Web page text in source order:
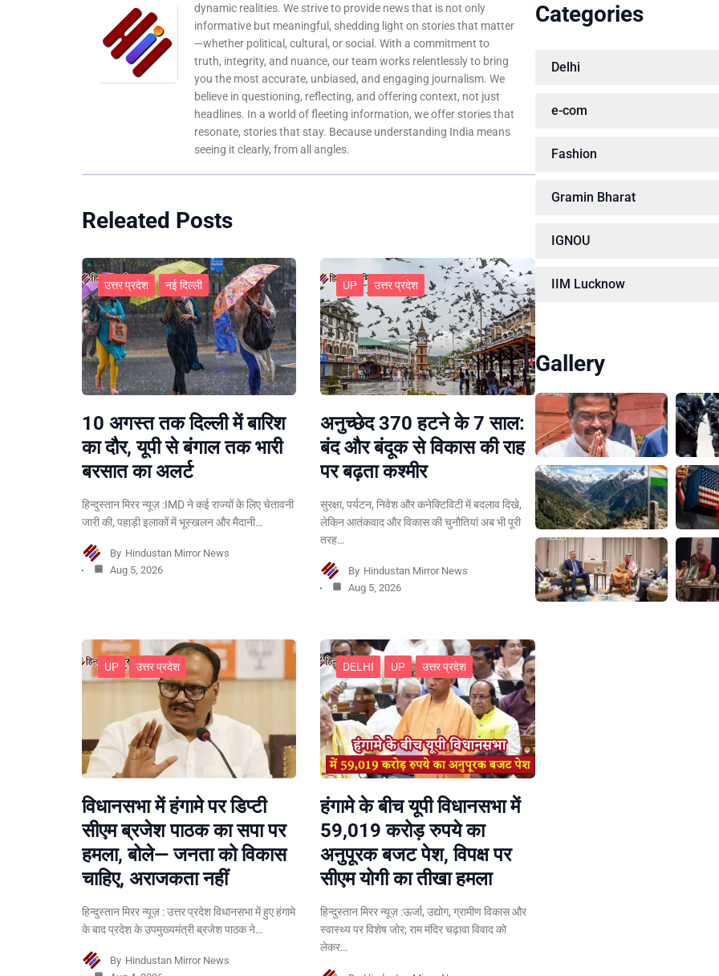
dynamic realities. We strive to provide news that is not only
informative but meaningful, shedding light on stories that matter
—whether political, cultural, or social. With a commitment to
truth, integrity, and nuance, our team works relentlessly to bring
you the most accurate, unbiased, and engaging journalism. We
believe in questioning, reflecting, and offering context, not just
headlines. In a world of fleeting information, we offer stories that
resonate, stories that stay. Because understanding India means
seeing it clearly, from all angles.
Releated Posts
उत्तर प्रदेश नई दिल्ली
10 अगस्त तक दिल्ली में बारिश
का दौर, यूपी से बंगाल तक भारी
बरसात का अलर्ट
हिन्दुस्तान मिरर न्यूज़ :IMD ने कई राज्यों के लिए चेतावनी
जारी की, पहाड़ी इलाकों में भूस्खलन और मैदानी…
By Hindustan Mirror News
Aug 5, 2026
UP उत्तर प्रदेश
अनुच्छेद 370 हटने के 7 साल:
बंद और बंदूक से विकास की राह
पर बढ़ता कश्मीर
सुरक्षा, पर्यटन, निवेश और कनेक्टिविटी में बदलाव दिखे,
लेकिन आतंकवाद और विकास की चुनौतियां अब भी पूरी
तरह…
By Hindustan Mirror News
Aug 5, 2026
UP उत्तर प्रदेश
विधानसभा में हंगामे पर डिप्टी
सीएम ब्रजेश पाठक का सपा पर
हमला, बोले— जनता को विकास
चाहिए, अराजकता नहीं
हिन्दुस्तान मिरर न्यूज़ : उत्तर प्रदेश विधानसभा में हुए हंगामे
के बाद प्रदेश के उपमुख्यमंत्री ब्रजेश पाठक ने…
By Hindustan Mirror News
DELHI UP उत्तर प्रदेश
हंगामे के बीच यूपी विधानसभा में
59,019 करोड़ रुपये का
अनुपूरक बजट पेश, विपक्ष पर
सीएम योगी का तीखा हमला
हिन्दुस्तान मिरर न्यूज़ :ऊर्जा, उद्योग, ग्रामीण विकास और
स्वास्थ्य पर विशेष जोर; राम मंदिर चढ़ावा विवाद को
लेकर…
Categories
Delhi
e-com
Fashion
Gramin Bharat
IGNOU
IIM Lucknow
Gallery